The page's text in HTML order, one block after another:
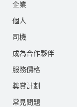
企業
個人
司機
成為合作夥伴
服務價格
獎賞計劃
常見問題